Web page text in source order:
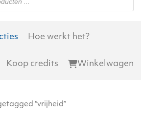
Hoe werkt het?
Koop credits Winkelwagen
“vrijheid”